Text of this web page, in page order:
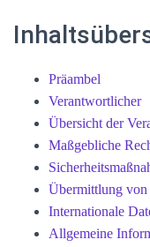
Präambel
Verantwortlicher
Übersicht der
Maßgebliche
Übermittlung von
Internationale
Allgemeine